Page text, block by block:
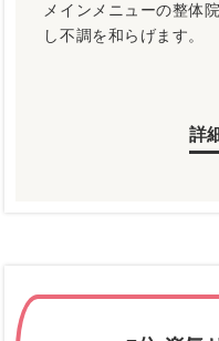
メインメニューの整体
し不調を和らげます。
詳